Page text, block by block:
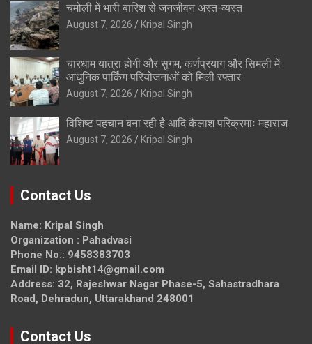
चमोली में भारी बारिश से जनजीवन अस्त-व्यस्त
August 7, 2026 Kripal Singh
चारधाम यात्रा होगी और सुगम, कर्णप्रयाग और सिमली में
आधुनिक पार्किंग परियोजनाओं को मिली रफ्तार
August 7, 2026 Kripal Singh
विशिष्ट पहचान बना रही है आदि कैलाश परिक्रमाः महाराज
August 7, 2026 Kripal Singh
Contact Us
Name: Kripal Singh
Organization : Pahadvasi
Phone No.: 9458383703
Email ID: kpbisht14@gmail.com
Address: 32, Rajeshwar Nagar Phase-5, Sahastradhara
Road, Dehradun, Uttarakhand 248001
Contact Us